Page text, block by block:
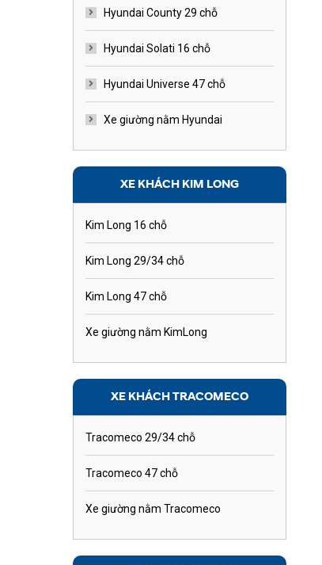
Hyundai County 29 chỗ
Hyundai Solati 16 chỗ
Hyundai Universe 47 chỗ
Xe giường nằm Hyundai
XE KHÁCH KIM LONG
Kim Long 16 chỗ
Kim Long 29/34 chỗ
Kim Long 47 chỗ
Xe giường nằm KimLong
XE KHÁCH TRACOMECO
Tracomeco 29/34 chỗ
Tracomeco 47 chỗ
Xe giường nằm Tracomeco